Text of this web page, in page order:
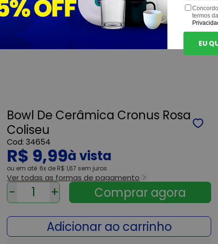
Bowl De Cerâmica Cronus Rosa
Coliseu
34654
R$ 9,99
ou 6x de R$ 1,67 sem juros
Ver todas as formas de pagamento
- +
termos
EU